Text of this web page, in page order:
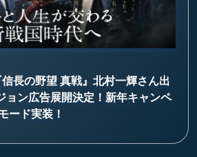
長の野望 真戦』北村一輝さん出
ョン広告展開決定！新年キャンペ
ード実装！